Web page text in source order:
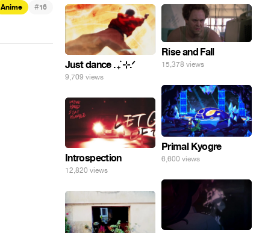
Anime #16
Just dance . ݁₊ ⊹.ᐟ
9,709 views
Rise and Fall
15,378 views
Primal Kyogre
6,600 views
Introspection
12,820 views